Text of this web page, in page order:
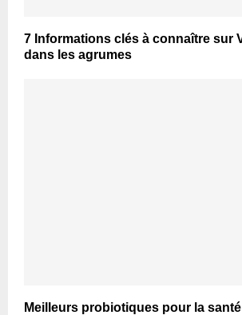
7 Informations clés à connaître sur
dans les agrumes
Meilleurs probiotiques pour la